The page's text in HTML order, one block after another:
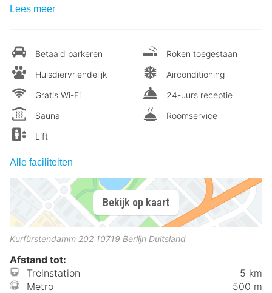
Lees meer
Betaald parkeren
Huisdiervriendelijk
Gratis Wi-Fi
Sauna
Lift
Roken toegestaan
Airconditioning
24-uurs receptie
Roomservice
Alle faciliteiten
Bekijk op kaart
Kurfürstendamm 202 10719 Berlijn Duitsland
Afstand tot:
Treinstation
5 km
Metro
500 m